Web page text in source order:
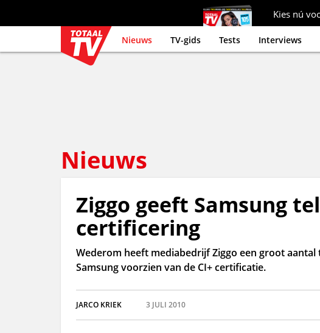
Kies nú
Nieuws TV-gids Tests Interviews
Nieuws
Ziggo geeft Samsung
certificering
Wederom heeft mediabedrijf Ziggo een groot
Samsung voorzien van de CI+ certificatie.
JARCO KRIEK 3 JULI 2010